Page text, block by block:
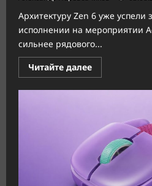
Архитектуру Zen 6 уже успели
исполнении на мероприятии
сильнее рядового...
Читайте далееПрочитать
больше
Zen
фризам
методами